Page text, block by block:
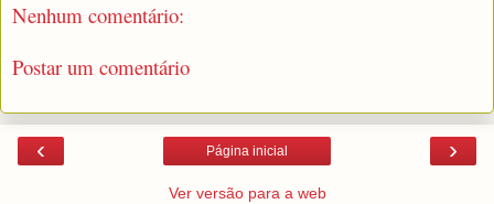
Nenhum comentário:
Postar um comentário
‹ ›
Página inicial
Ver versão para a web